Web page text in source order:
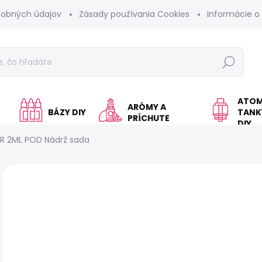
údajov Zásady používania Cookies Informácie o
Hľadať
BÁZY DIY
ARÓMY A
PRÍCHUTE
DIY
2ML POD Nádrž sada